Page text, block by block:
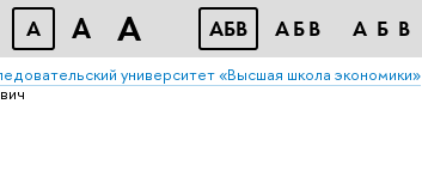
A A A АБB АБB АБB
университет «Высшая школа экономики»